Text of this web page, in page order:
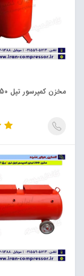
مخزن کمپرسور تپل 250 لیتری